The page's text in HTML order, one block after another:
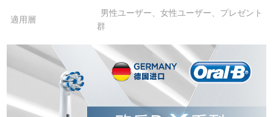
適用層
男性ユーザー、女性ユーザー、プレゼント
群